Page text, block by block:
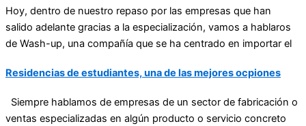
Hoy, dentro de nuestro repaso por las empresas que han
salido adelante gracias a la especialización, vamos a hablaros
de Wash-up, una compañía que se ha centrado en importar el
Residencias de estudiantes, una de las mejores ocpiones
Siempre hablamos de empresas de un sector de fabricación o
ventas especializadas en algún producto o servicio concreto